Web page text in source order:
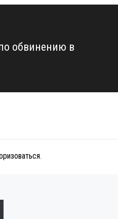
обвинению в
.